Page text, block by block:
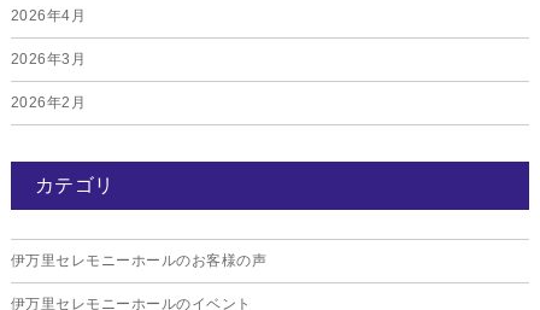
2026年4月
2026年3月
2026年2月
2025年12月
カテゴリ
伊万里セレモニーホールのお客様の声
伊万里セレモニーホールのイベント